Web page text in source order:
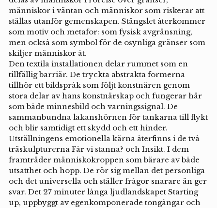
människor i väntan och människor som riskerar att
ställas utanför gemenskapen. Stängslet återkommer
som motiv och metafor: som fysisk avgränsning,
men också som symbol för de osynliga gränser som
skiljer människor åt.
Den textila installationen delar rummet som en
tillfällig barriär. De tryckta abstrakta formerna
tillhör ett bildspråk som följt konstnären genom
stora delar av hans konstnärskap och fungerar här
som både minnesbild och varningssignal. De
sammanbundna lakanshörnen för tankarna till flykt
och blir samtidigt ett skydd och ett hinder.
Utställningens emotionella kärna återfinns i de två
träskulpturerna Får vi stanna? och Insikt. I dem
framträder människokroppen som bärare av både
utsatthet och hopp. De rör sig mellan det personliga
och det universella och ställer frågor snarare än ger
svar. Det 27 minuter långa ljudlandskapet Starting
up, uppbyggt av egenkomponerade tongångar och